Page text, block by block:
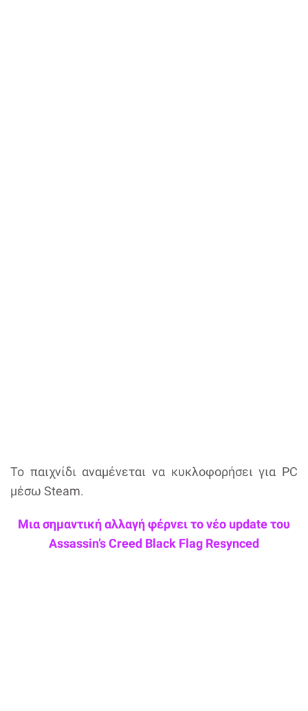
Το παιχνίδι αναμένεται να κυκλοφορήσει για PC
μέσω Steam.
Μια σημαντική αλλαγή φέρνει το νέο update του
Assassin’s Creed Black Flag Resynced